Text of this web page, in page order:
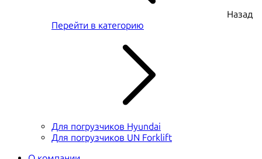
Назад
Перейти в категорию
Для погрузчиков Hyundai
Для погрузчиков UN Forklift